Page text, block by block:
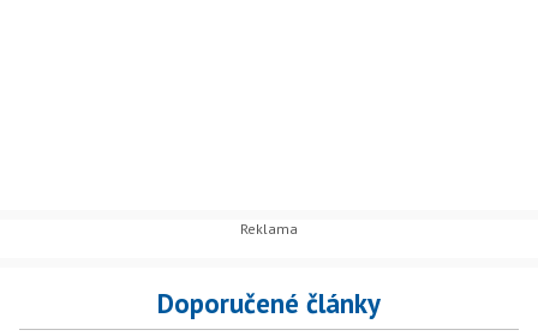
Doporučené články